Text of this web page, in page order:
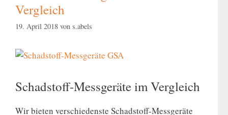
Vergleich
19. April 2018 von s.abels
Schadstoff-Messgeräte im Vergleich
Wir bieten verschiedenste Schadstoff-Messgeräte